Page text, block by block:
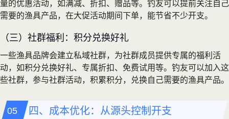
量的优惠活动，如满减、折扣、赠品等。钓友可以提前关注自己
需要的渔具产品，在大促活动期间下单，能节省不少开支。
（三）社群福利：积分兑换好礼
一些渔具品牌会建立私域社群，为社群成员提供专属的福利活
动，如积分兑换好礼、专属折扣、免费试用等。钓友可以加入这
些社群，参与社群活动，积累积分，兑换自己需要的渔具产品。
四、成本优化：从源头控制开支